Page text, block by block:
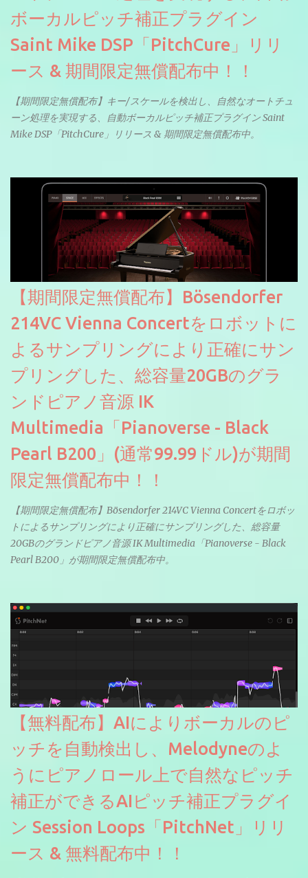
ボーカルピッチ補正プラグイン
Saint Mike DSP「PitchCure」リリ
ース & 期間限定無償配布中！！
【期間限定無償配布】キー/スケールを検出し、自然なオートチュ
ーン処理を実現する、自動ボーカルピッチ補正プラグイン Saint
Mike DSP「PitchCure」リリース & 期間限定無償配布中。
【期間限定無償配布】Bösendorfer
214VC Vienna Concertをロボットに
よるサンプリングにより正確にサン
プリングした、総容量20GBのグラ
ンドピアノ音源 IK
Multimedia「Pianoverse - Black
Pearl B200」(通常99.99ドル)が期間
限定無償配布中！！
【期間限定無償配布】Bösendorfer 214VC Vienna Concertをロボッ
トによるサンプリングにより正確にサンプリングした、総容量
20GBのグランドピアノ音源 IK Multimedia「Pianoverse - Black
Pearl B200」が期間限定無償配布中。
【無料配布】AIによりボーカルのピ
ッチを自動検出し、Melodyneのよ
うにピアノロール上で自然なピッチ
補正ができるAIピッチ補正プラグイ
ン Session Loops「PitchNet」リリ
ース & 無料配布中！！